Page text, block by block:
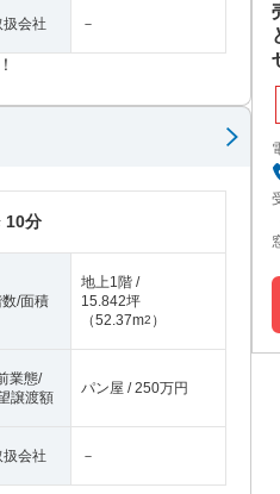
扱会社 －
10分
数/面積
地上1階 /
15.842坪
（52.37m2 ）
業態/
譲渡額
パン屋 / 250万円
扱会社 －